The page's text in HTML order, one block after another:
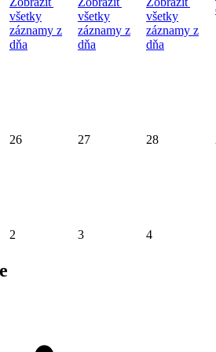
všetky
záznamy z
dňa
všetky
záznamy z
dňa
všetky
záznamy z
dňa
26 27 28
2 3 4